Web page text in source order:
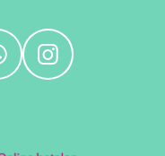
I